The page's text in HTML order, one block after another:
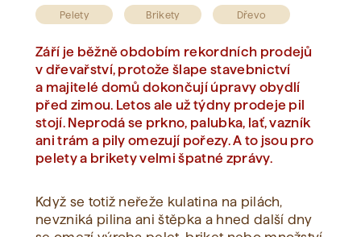
Pelety Brikety Dřevo
Září je běžně obdobím rekordních prodejů
v dřevařství, protože šlape stavebnictví
a majitelé domů dokončují úpravy obydlí
před zimou. Letos ale už týdny prodeje pil
stojí. Neprodá se prkno, palubka, lať, vazník
ani trám a pily omezují pořezy. A to jsou pro
pelety a brikety velmi špatné zprávy.
Když se totiž neřeže kulatina na pilách,
nevzniká pilina ani štěpka a hned další dny